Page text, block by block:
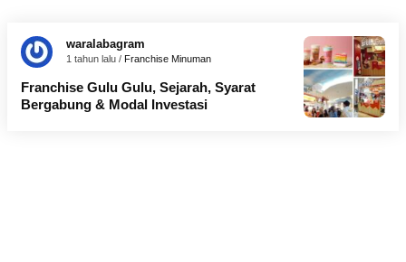
waralabagram
1 tahun lalu / Franchise Minuman
Franchise Gulu Gulu, Sejarah, Syarat
Bergabung & Modal Investasi